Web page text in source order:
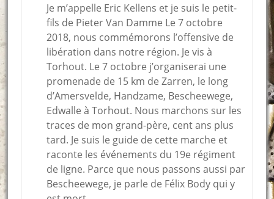
Je m’appelle Eric Kellens et je suis le petit-
fils de Pieter Van Damme Le 7 octobre
2018, nous commémorons l’offensive de
libération dans notre région. Je vis à
Torhout. Le 7 octobre j’organiserai une
promenade de 15 km de Zarren, le long
d’Amersvelde, Handzame, Bescheewege,
Edwalle à Torhout. Nous marchons sur les
traces de mon grand-père, cent ans plus
tard. Je suis le guide de cette marche et
raconte les événements du 19e régiment
de ligne. Parce que nous passons aussi par
Bescheewege, je parle de Félix Body qui y